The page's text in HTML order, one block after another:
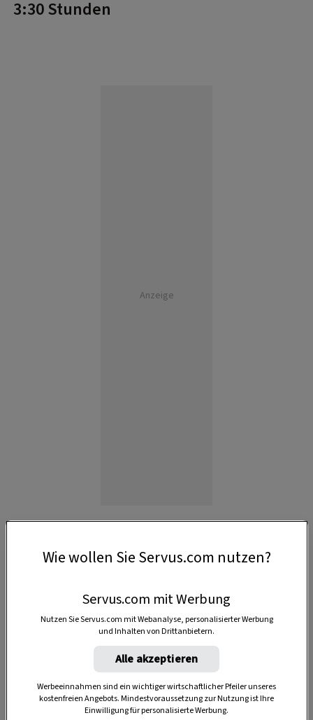
3:30 Stunden
Anzeige
Für den Biskuitteig
2
Eier (Größe M)
Wie wollen Sie Servus.com nutzen?
Servus.com mit Werbung
Nutzen Sie Servus.com mit Webanalyse, personalisierter Werbung
und Inhalten von Drittanbietern.
Alle akzeptieren
Werbeeinnahmen sind ein wichtiger wirtschaftlicher Pfeiler unseres
kostenfreien Angebots. Mindestvoraussetzung zur Nutzung ist Ihre
Einwilligung für personalisierte Werbung.